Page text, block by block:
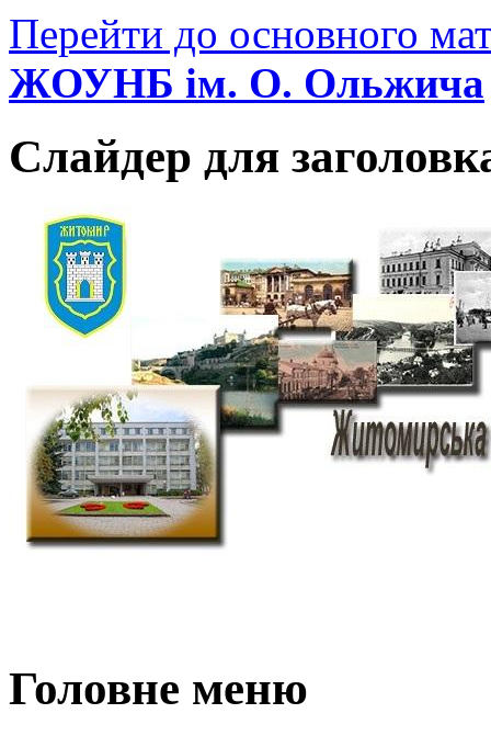
Перейти до основного
ЖОУНБ ім. О. Ольжича
Слайдер для
Головне меню